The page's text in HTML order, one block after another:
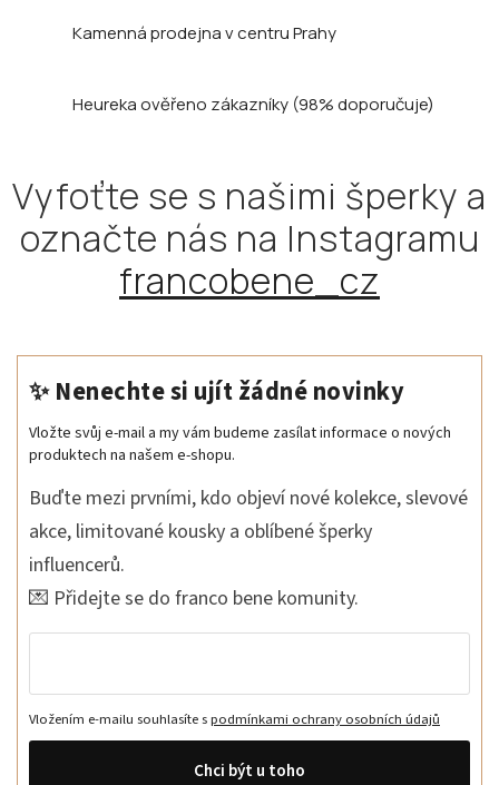
Kamenná prodejnav centru Prahy
Heureka ověřeno zákazníky (98% doporučuje)
Vyfoťte se s našimi šperky a
označte nás na Instagramu
francobene_cz
✨ Nenechte si ujít žádné novinky
Vložte svůj e-mail a my vám budeme zasílat informace o nových
produktech na našem e-shopu.
Buďte mezi prvními, kdo objeví nové kolekce, slevové
akce, limitované kousky a oblíbené šperky
influencerů.
💌 Přidejte se do franco bene komunity.
Vložením e-mailu souhlasíte spodmínkami ochrany osobních údajů
Chci být u toho